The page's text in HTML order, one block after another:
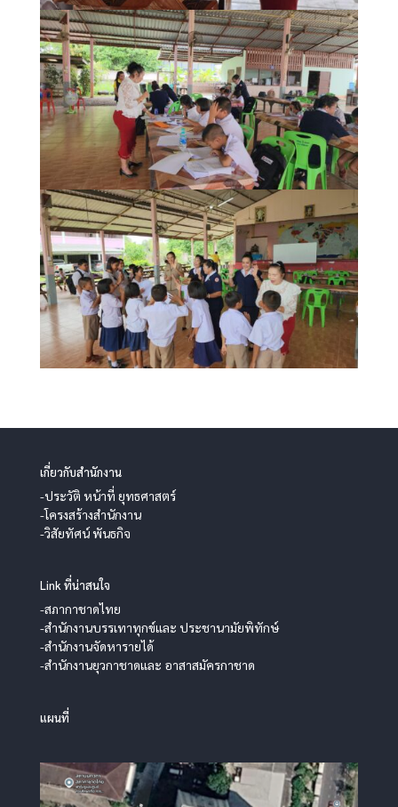
เกี่ยวกับสำนักงาน
-ประวัติ หน้าที่ ยุทธศาสตร์
-โครงสร้างสำนักงาน
-วิสัยทัศน์ พันธกิจ
Link ที่น่าสนใจ
-สภากาชาดไทย
-สำนักงานบรรเทาทุกข์และ ประชานามัยพิทักษ์
-สำนักงานจัดหารายได้
-สำนักงานยุวกาชาดและ อาสาสมัครกาชาด
แผนที่